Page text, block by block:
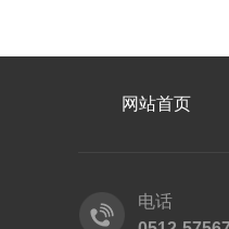
网站首页
电话